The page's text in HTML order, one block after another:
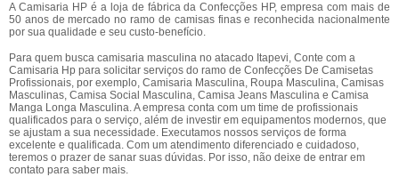
A Camisaria HP é a loja de fábrica da Confecções HP, empresa com mais de
50 anos de mercado no ramo de camisas finas e reconhecida nacionalmente
por sua qualidade e seu custo-benefício.
Para quem busca camisaria masculina no atacado Itapevi, Conte com a
Camisaria Hp para solicitar serviços do ramo de Confecções De Camisetas
Profissionais, por exemplo, Camisaria Masculina, Roupa Masculina, Camisas
Masculinas, Camisa Social Masculina, Camisa Jeans Masculina e Camisa
Manga Longa Masculina. A empresa conta com um time de profissionais
qualificados para o serviço, além de investir em equipamentos modernos, que
se ajustam a sua necessidade. Executamos nossos serviços de forma
excelente e qualificada. Com um atendimento diferenciado e cuidadoso,
teremos o prazer de sanar suas dúvidas. Por isso, não deixe de entrar em
contato para saber mais.